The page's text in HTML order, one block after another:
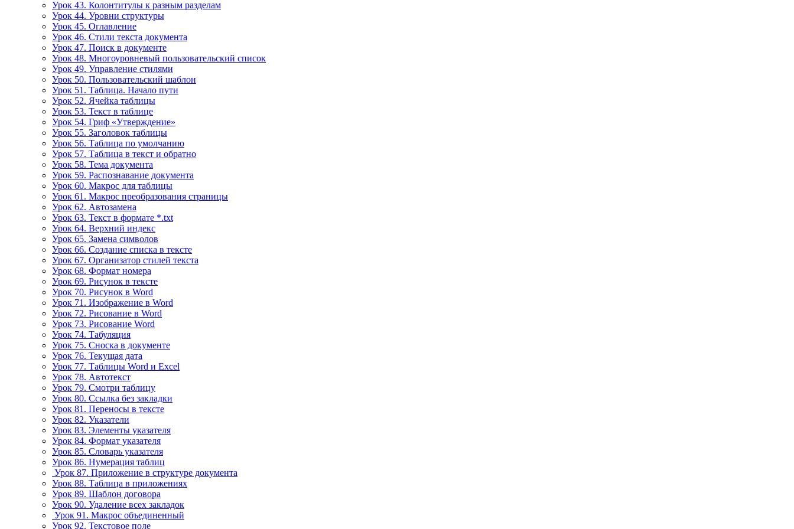
Урок 43. Колонтитулы к разным разделам
Урок 44. Уровни структуры
Урок 45. Оглавление
Урок 46. Стили текста документа
Урок 47. Поиск в документе
Урок 48. Многоуровневый пользовательский список
Урок 49. Управление стилями
Урок 50. Пользовательский шаблон
Урок 51. Таблица. Начало пути
Урок 52. Ячейка таблицы
Урок 53. Текст в таблице
Урок 54. Гриф «Утверждение»
Урок 55. Заголовок таблицы
Урок 56. Таблица по умолчанию
Урок 57. Таблица в текст и обратно
Урок 58. Тема документа
Урок 59. Распознавание документа
Урок 60. Макрос для таблицы
Урок 61. Макрос преобразования страницы
Урок 62. Автозамена
Урок 63. Текст в формате *.txt
Урок 64. Верхний индекс
Урок 65. Замена символов
Урок 66. Создание списка в тексте
Урок 67. Организатор стилей текста
Урок 68. Формат номера
Урок 69. Рисунок в тексте
Урок 70. Рисунок в Word
Урок 71. Изображение в Word
Урок 72. Рисование в Word
Урок 73. Рисование Word
Урок 74. Табуляция
Урок 75. Сноска в документе
Урок 76. Текущая дата
Урок 77. Таблицы Word и Excel
Урок 78. Автотекст
Урок 79. Смотри таблицу
Урок 80. Ссылка без закладки
Урок 81. Переносы в тексте
Урок 82. Указатели
Урок 83. Элементы указателя
Урок 84. Формат указателя
Урок 85. Словарь указателя
Урок 86. Нумерация таблиц
Урок 87. Приложение в структуре документа
Урок 88. Таблица в приложениях
Урок 89. Шаблон договора
Урок 90. Удаление всех закладок
Урок 91. Макрос объединенный
Урок 92. Текстовое поле